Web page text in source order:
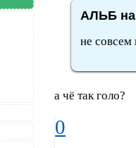
АЛЬБ
не совсем
а чё так голо?
0